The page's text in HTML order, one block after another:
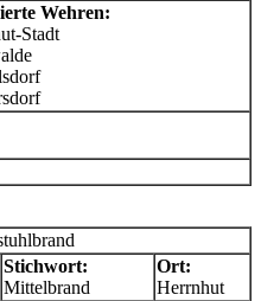
Wehren:
Stadt
Stichwort:
Mittelbrand
Ort:
Herrnhut